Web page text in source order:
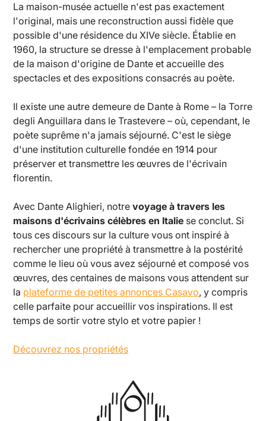
La maison-musée actuelle n'est pas exactement
l'original, mais une reconstruction aussi fidèle que
possible d'une résidence du XIVe siècle. Établie en
1960, la structure se dresse à l'emplacement probable
de la maison d'origine de Dante et accueille des
spectacles et des expositions consacrés au poète.
Il existe une autre demeure de Dante à Rome – la Torre
degli Anguillara dans le Trastevere – où, cependant, le
poète suprême n'a jamais séjourné. C'est le siège
d'une institution culturelle fondée en 1914 pour
préserver et transmettre les œuvres de l'écrivain
florentin.
Avec Dante Alighieri, notrevoyage à travers les
maisons d'écrivains célèbres en Italie se conclut. Si
tous ces discours sur la culture vous ont inspiré à
rechercher une propriété à transmettre à la postérité
comme le lieu où vous avez séjourné et composé vos
œuvres, des centaines de maisons vous attendent sur
la plateforme de petites annonces Casavo, y compris
celle parfaite pour accueillir vos inspirations. Il est
temps de sortir votre stylo et votre papier !
Découvrez nos propriétés